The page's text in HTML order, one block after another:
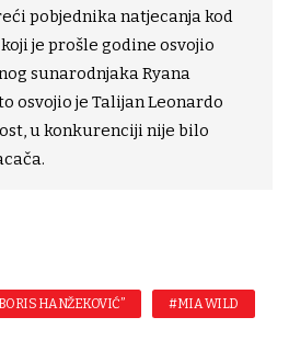
pobjednika natjecanja kod
je prošle godine osvojio
sunarodnjaka Ryana
osvojio je Talijan Leonardo
u konkurenciji nije bilo
HANŽEKOVIĆ” #MIA WILD